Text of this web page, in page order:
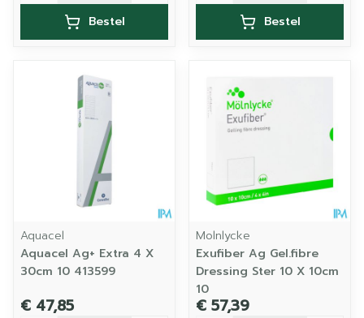
Bestel Bestel
Aquacel
Aquacel Ag+ Extra 4 X
30cm 10 413599
€ 47,85
Molnlycke
Exufiber Ag Gel.fibre
Dressing Ster 10 X 10cm
10
€ 57,39